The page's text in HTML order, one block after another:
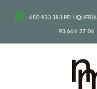
650 933 383 PELUQUERÍA
93 666 27 06